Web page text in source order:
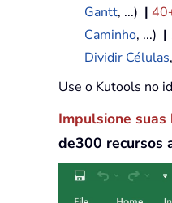
Gantt, ...) |
Caminho, ...) |
Dividir Células
Use o Kutools no
Impulsione
de300 recursos